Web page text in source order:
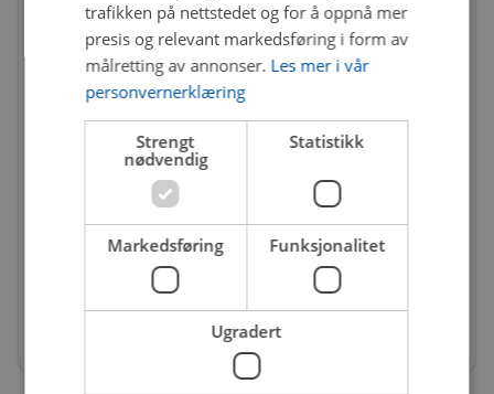
VAL-1460205
AL-KO BREMSEWIRE 520/730 MM FAST FLENS
Få igjen på nettlager
trafikken på nettstedet og for å oppnå mer
presis og relevant markedsføring i form av
målretting av annonser. Les mer i vår
personvernerklæring
Strengt
nødvendig
Statistikk
Markedsføring Funksjonalitet
Ugradert